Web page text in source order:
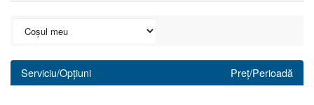
Serviciu/Opțiuni Preț/Perioadă